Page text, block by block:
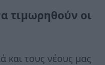
τιμωρηθούν οι
και τους νέους μας